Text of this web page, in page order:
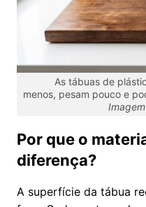
As tábuas de
menos, pesam pouco e
Por que o
diferença?
A superfície da tábua